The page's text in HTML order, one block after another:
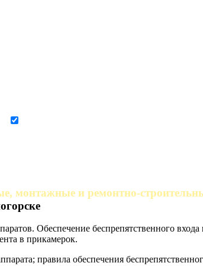
монтажные и ремонтно-
Обеспечение беспрепятственного
в прикамерок.
правила обеспечения